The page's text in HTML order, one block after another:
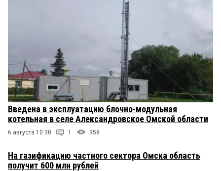
Введена в эксплуатацию блочно-модульная
котельная в селе Александровское Омской области
6 августа 10:30 1 358
На газификацию частного сектора Омска область
получит 600 млн рублей